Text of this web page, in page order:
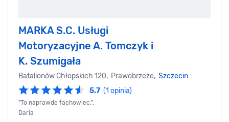
MARKA S.C. Usługi
Motoryzacyjne A. Tomczyk i
K. Szumigała
Batalionów Chłopskich 120, Prawobrzeże, Szczecin
5.7 (1 opinia)
"To naprawde fachowiec.",
Daria